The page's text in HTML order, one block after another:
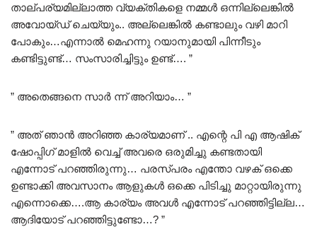
താല്പര്യമില്ലാത്ത വ്യക്തികളെ നമ്മൾ ഒന്നില്ലെങ്കിൽ
അവോയ്ഡ് ചെയ്യും.. അല്ലെങ്കിൽ കണ്ടാലും വഴി മാറി
പോകും…എന്നാൽ മെഹന്നു റയാനുമായി പിന്നീടും
കണ്ടിട്ടുണ്ട്… സംസാരിച്ചിട്ടും ഉണ്ട്…. ”
” അതെങ്ങനെ സാർ ന്ന് അറിയാം… ”
” അത് ഞാൻ അറിഞ്ഞ കാര്യമാണ് .. എന്റെ പി എ ആഷിക്
ഷോപ്പിഗ് മാളിൽ വെച്ച് അവരെ ഒരുമിച്ചു കണ്ടതായി
എന്നോട് പറഞ്ഞിരുന്നു… പരസ്പരം എന്തോ വഴക് ഒക്കെ
ഉണ്ടാക്കി അവസാനം ആളുകൾ ഒക്കെ പിടിച്ചു മാറ്റായിരുന്നു
എന്നൊക്കെ….ആ കാര്യം അവൾ എന്നോട് പറഞ്ഞിട്ടില്ല…
ആദിയോട് പറഞ്ഞിട്ടുണ്ടോ…? ”